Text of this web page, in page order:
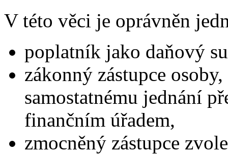
V této věci je oprávněn
poplatník jako daňový
zákonný zástupce
samostatnému jednání
finančním úřadem,
zmocněný zástupce